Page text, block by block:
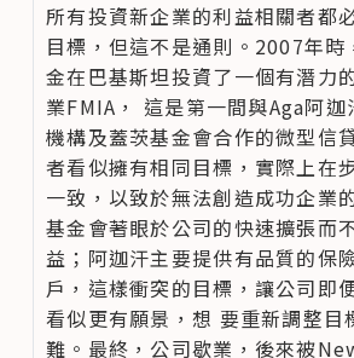
所有投資新企業的利益相關者都
目標，但這不是通則。2007年時
金在巴基斯坦投資了一個有潛力
業FMIA， 這是第一間與Aga阿迦
機構及蓋茨基金會合作的微型信
者看似擁有相同目標，實際上在
一致，以致於無法創造成功企業
基金會著眼於公司的快速擴張而
益；阿迦汗主要提供有品質的保
戶，這樣衝突的目標，讓公司即
看似更有願景，想 要重新調整目
難。最終，公司歇業，後來被